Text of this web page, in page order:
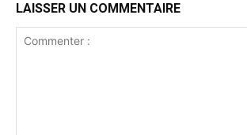
LAISSER UN COMMENTAIRE